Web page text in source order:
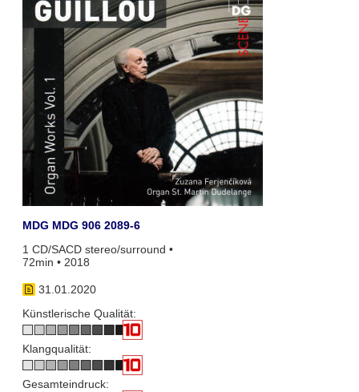
MDG MDG 906 2089-6
1 CD/SACD stereo/surround •
72min • 2018
31.01.2020
Künstlerische Qualität:
Klangqualität:
Gesamteindruck: